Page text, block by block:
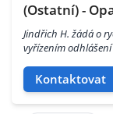
(Ostatní) -
Jindřich H. žádá o
vyřízením
Kontaktovat